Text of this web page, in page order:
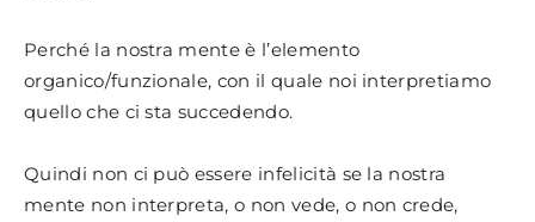
Perché la nostra mente è l’elemento
organico/funzionale, con il quale noi interpretiamo
quello che ci sta succedendo.
Quindi non ci può essere infelicità se la nostra
mente non interpreta, o non vede, o non crede,